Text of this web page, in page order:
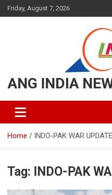
Friday, August 7, 2026
ANG INDIA
Home INDO-PAK WAR
Tag: INDO-PAK